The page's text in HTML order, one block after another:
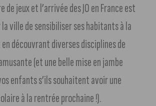
de jeux et l’arrivée des JO en France est
ville de sensibiliser ses habitants à la
découvrant diverses disciplines de
(et une belle mise en jambe
enfants s’ils souhaitent avoir une
à la rentrée prochaine !).